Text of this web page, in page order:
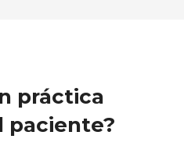
práctica
paciente?